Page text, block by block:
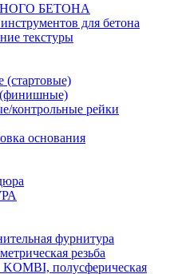
БЕТОНА
для бетона
текстуры
(стартовые)
(финишные)
контрольные рейки
основания
фурнитура
резьба
полусферическая